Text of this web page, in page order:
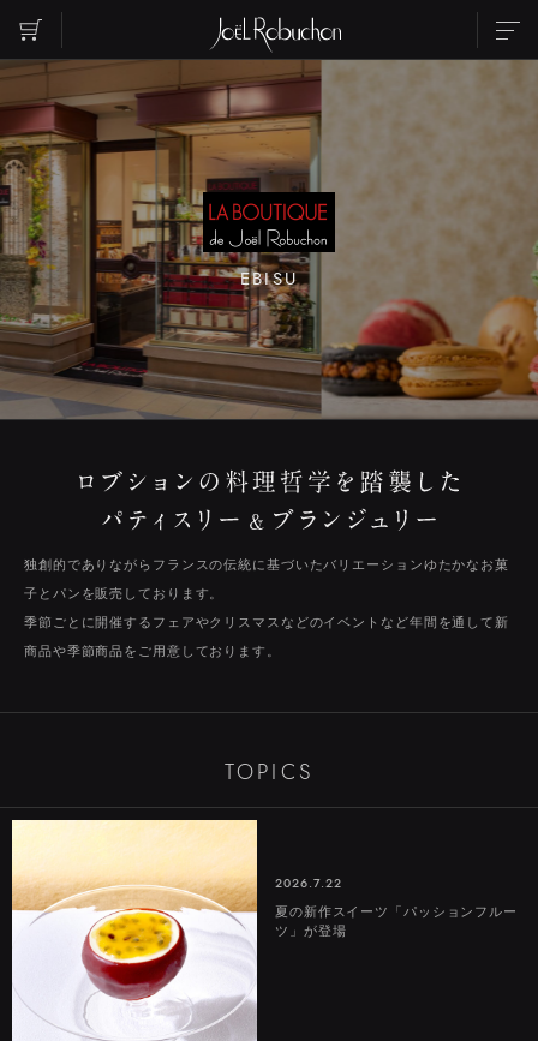
EBISU
独創的でありながらフランスの伝統に基づいたバリエーションゆたかなお菓
子とパンを販売しております。
季節ごとに開催するフェアやクリスマスなどのイベントなど年間を通して新
商品や季節商品をご用意しております。
TOPICS
2026.7.22
夏の新作スイーツ「パッションフルー
ツ」が登場
ABOUT
SHOP LIST PARTY
RESERVATION CONTACT US INSTAGRAM
RECRUIT
ご覧になりたいエリアを選択してください
MARUNOUCHI SHIBUYA SHINJUKU
EBISU シャトーレストランジョエル・ロブション
ONLINE SHOP GIFT CERTIFICATE